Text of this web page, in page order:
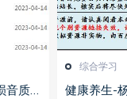
音质
综合学习
健康养生-